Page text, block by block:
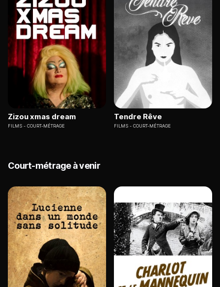
Zizou xmas dream
FILMS COURT-MÉTRAGE
Tendre Rêve
FILMS COURT-MÉTRAGE
Court-métrage à venir